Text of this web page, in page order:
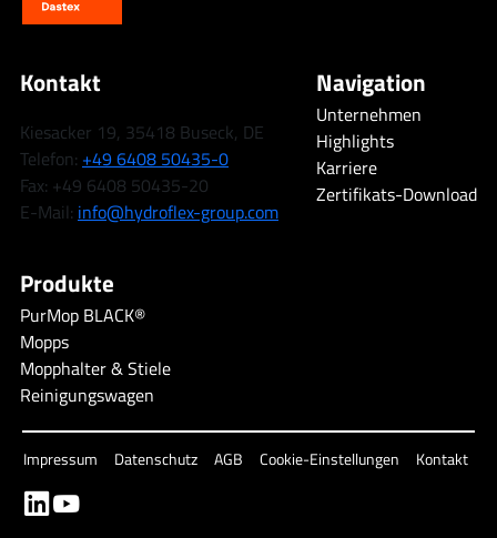
Kontakt
Kiesacker 19, 35418 Buseck, DE
Telefon: +49 6408 50435-0
Fax: +49 6408 50435-20
E-Mail: info@hydroflex-group.com
Navigation
Unternehmen
Highlights
Karriere
Zertifikats-Download
Produkte
PurMop BLACK®
Mopps
Mopphalter & Stiele
Reinigungswagen
Impressum Datenschutz AGB Cookie-Einstellungen Kontakt